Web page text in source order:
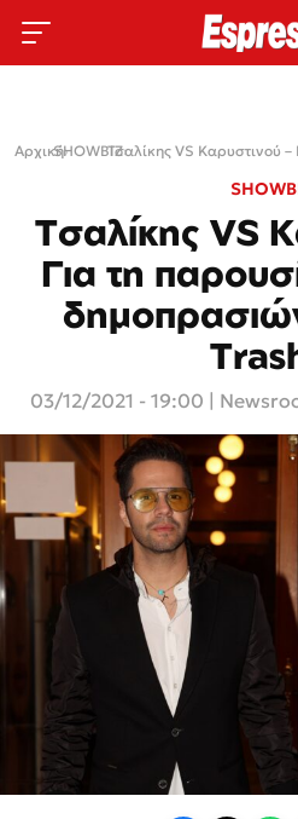
Αρχική›
SHOWBIZ›
Τσαλίκης VS
Για τη
03/12/2021 - 19:00